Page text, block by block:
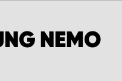
NEMO